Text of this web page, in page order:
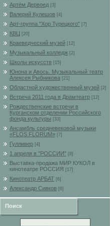
Артём Дервоед [3]
Валерий Кулешов [4]
Арт-группа "Хор Турецкого" [7]
КВЦ [20]
Краеведческий музей [12]
Музыкальный колледж [2]
Школы искусств [15]
Юнона и Авось. Музыкальный театр
Алексея Рыбникова
[21]
Областной художественный музей [2]
Встреча 2011 года в Драмтеатр [12]
Рождественские встречи в
Курганском отделении Российского
фонда культуры
[33]
Ансамбль средневековой музыки
«FLOS FLORUM» [7]
Гулливер [4]
1 апреля в "РОССИИ" [8]
Выставка-продажа МИР КУКОЛ в
кинотеатре РОССИЯ
[17]
Кинотеатр АРБАТ [6]
Александр Сивков [6]
Поиск